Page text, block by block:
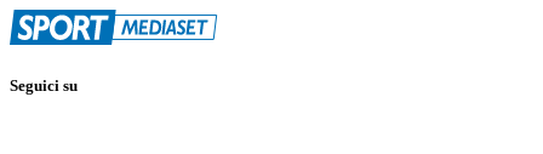
Seguici su